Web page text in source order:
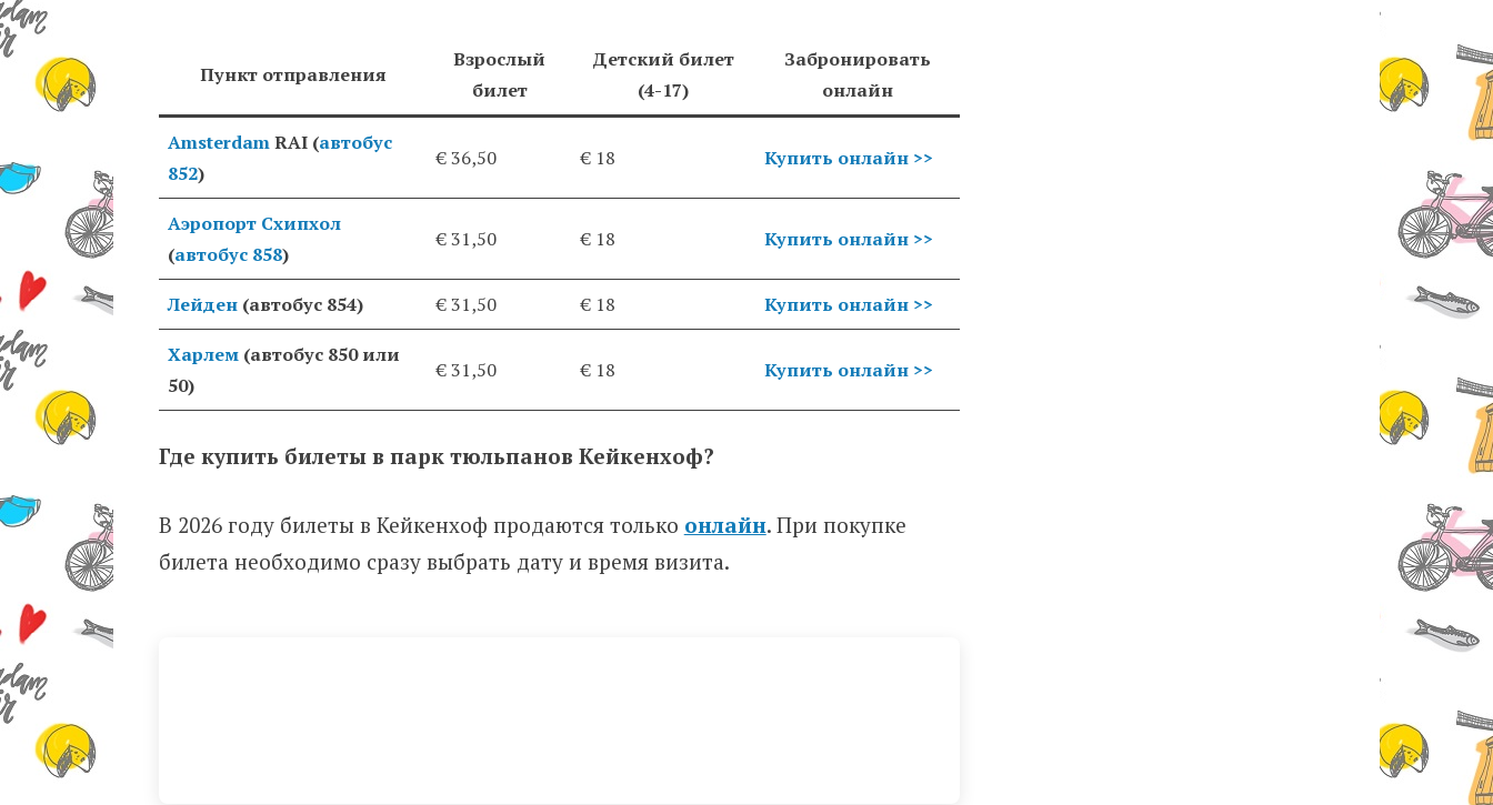
Пункт отправления
Взрослый
билет
Детский билет
(4-17)
Забронировать
онлайн
AmsterdamRAI (автобус
852)
€ 36,50 € 18 Купить онлайн >>
Аэропорт Схипхол
(автобус 858)
€ 31,50 € 18 Купить онлайн >>
Лейден(автобус 854) € 31,50 € 18 Купить онлайн >>
Харлем(автобус 850 или
50)
€ 31,50 € 18 Купить онлайн >>
Где купить билеты в парк тюльпанов Кейкенхоф?
В 2026 году билеты в Кейкенхоф продаются только онлайн. При покупке
билета необходимо сразу выбрать дату и время визита.